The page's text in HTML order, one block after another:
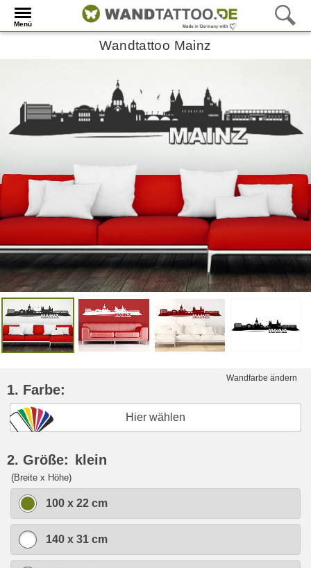
Menü
Wandtattoo Mainz
Wandfarbe ändern
1. Farbe:
Hier wählen
2. Größe: klein
(Breite x Höhe)
100 x 22 cm
140 x 31 cm